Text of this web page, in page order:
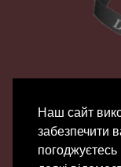
Наш сайт
забезпечити